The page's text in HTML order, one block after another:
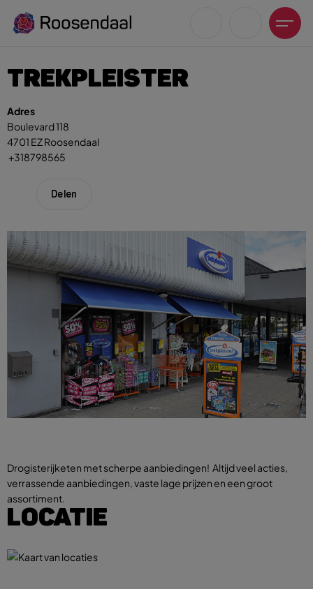
Zoeksuggesties
Wandelen
Winkeltijden en koopzondagen
TREKPLEISTER
Adres
Boulevard 118
4701 EZ Roosendaal
+318798565
Delen
Drogisterijketen met scherpe aanbiedingen! Altijd veel acties,
verrassende aanbiedingen, vaste lage prijzen en een groot
assortiment.
LOCATIE